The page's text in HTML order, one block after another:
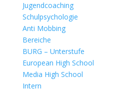
Jugendcoaching
Schulpsychologie
Anti Mobbing
Bereiche
BURG – Unterstufe
European High School
Media High School
Intern